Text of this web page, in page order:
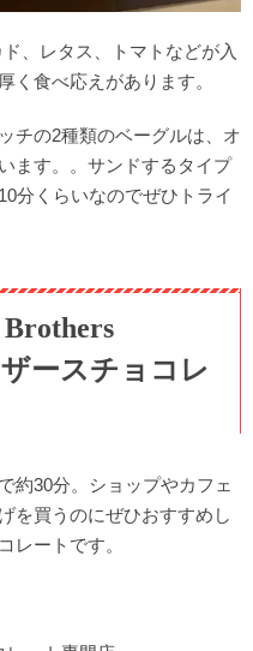
、レタス、トマトなどが入
く食べ応えがあります。
チの2種類のベーグルは、オ
ます。。サンドするタイプ
分くらいなのでぜひトライ
ースチョコレ
約30分。ショップやカフェ
を買うのにぜひおすすめし
レートです。